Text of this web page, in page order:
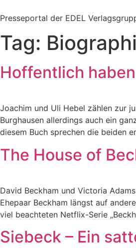
Inhalt
Presseportal der EDEL
Tag:
Hoffentlich
Joachim und Uli Hebel zählen zur
Burghausen allerdings auch ein
diesem Buch sprechen die beiden
The House of
David Beckham und Victoria
Ehepaar Beckham längst auf
viel beachteten Netflix-Serie
Siebeck – Ein